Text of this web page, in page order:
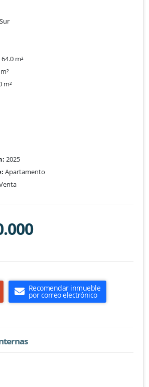
64.0 m²
m²
2025
Apartamento
Recomendar inmueble
por correo electrónico